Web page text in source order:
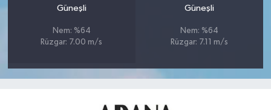
Güneşli
Nem: %64
Rüzgar: 7.00 m/s
Güneşli
Nem: %64
Rüzgar: 7.11 m/s